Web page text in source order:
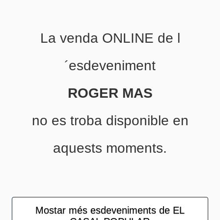
La venda ONLINE de l
´esdeveniment
ROGER MAS
no es troba disponible en
aquests moments.
Mostar més esdeveniments de EL